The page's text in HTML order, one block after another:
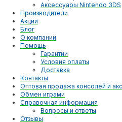
Аксессуары Nintendo 3DS
Производители
Акции
Блог
О компании
Помощь
Гарантии
Условия оплаты
Доставка
Контакты
Оптовая продажа консолей и
Обмен играми
Справочная информация
Вопросы и ответы
Отзывы